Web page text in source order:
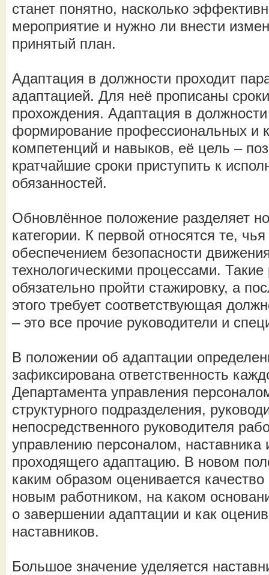
станет понятно, насколько
мероприятие и нужно ли внести
принятый план.
Адаптация в должности проходит
адаптацией. Для неё прописаны
прохождения. Адаптация в
формирование профессиональных и
компетенций и навыков, её цель –
кратчайшие сроки приступить к
обязанностей.
Обновлённое положение разделяет
категории. К первой относятся те,
обеспечением безопасности
технологическими процессами.
обязательно пройти стажировку, а
этого требует соответствующая
– это все прочие руководители и
В положении об адаптации
зафиксирована ответственность
Департамента управления
структурного подразделения,
непосредственного руководителя
управлению персоналом, наставника
проходящего адаптацию. В новом
каким образом оценивается
новым работником, на каком
о завершении адаптации и как
наставников.
Большое значение уделяется